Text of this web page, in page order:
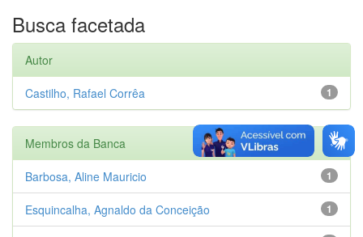
Busca facetada
Autor
1
Castilho, Rafael Corrêa
Membros da Banca
1
Barbosa, Aline Mauricio
1
Esquincalha, Agnaldo da Conceição